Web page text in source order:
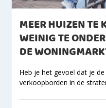
MEER HUIZEN TE
WEINIG TE
DE
Heb je het gevoel dat je
verkoopborden in de